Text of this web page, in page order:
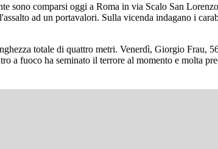
sono comparsi oggi a Roma in via Scalo San
ad un portavalori. Sulla vicenda indagano i
totale di quattro metri. Venerdì, Giorgio Frau,
a fuoco ha seminato il terrore al momento e molta